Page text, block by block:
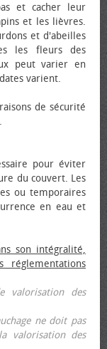
et cacher leur
et les lièvres.
et d'abeilles
les fleurs des
peut varier en
varient.
de sécurité
pour éviter
du couvert. Les
ou temporaires
en eau et
son intégralité,
valorisation des
ne doit pas
valorisation des